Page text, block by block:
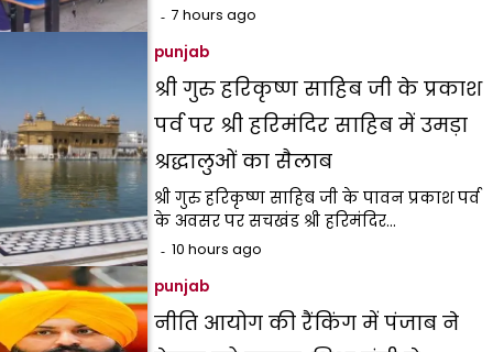
7 hours ago
punjab
श्री गुरु हरिकृष्ण साहिब जी के प्रकाश
पर्व पर श्री हरिमंदिर साहिब में उमड़ा
श्रद्धालुओं का सैलाब
श्री गुरु हरिकृष्ण साहिब जी के पावन प्रकाश पर्व
के अवसर पर सचखंड श्री हरिमंदिर…
10 hours ago
punjab
नीति आयोग की रैंकिंग में पंजाब ने